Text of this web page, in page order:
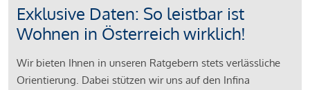
Exklusive Daten: So leistbar ist
Wohnen in Österreich wirklich!
Wir bieten Ihnen in unseren Ratgebern stets verlässliche
Orientierung. Dabei stützen wir uns auf den Infina